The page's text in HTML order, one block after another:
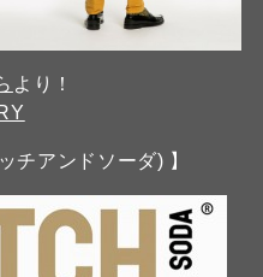
より！
チアンドソーダ) 】